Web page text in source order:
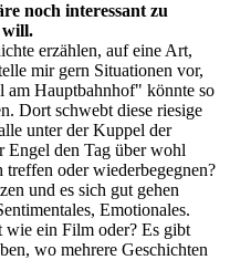
noch interessant zu
will.
erzählen, auf eine Art,
mir gern Situationen vor,
am Hauptbahnhof" könnte so
Dort schwebt diese riesige
unter der Kuppel der
Engel den Tag über wohl
treffen oder wiederbegegnen?
und es sich gut gehen
Emotionales.
wie ein Film oder? Es gibt
wo mehrere Geschichten